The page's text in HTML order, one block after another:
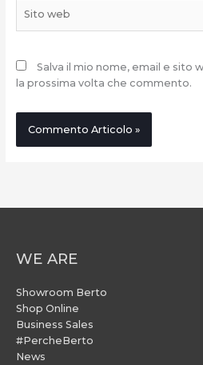
web
Salva il mio nome, email e sito
la prossima volta che commento.
WE ARE
Showroom Berto
Shop Online
Business Sales
#PercheBerto
News